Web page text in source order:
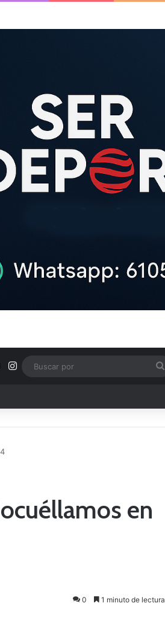
Instagram
en
0 1 minuto de lectura